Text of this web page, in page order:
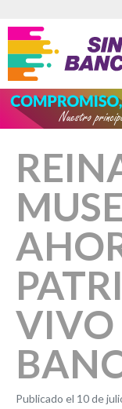
VIVO
Publicado el 10 de